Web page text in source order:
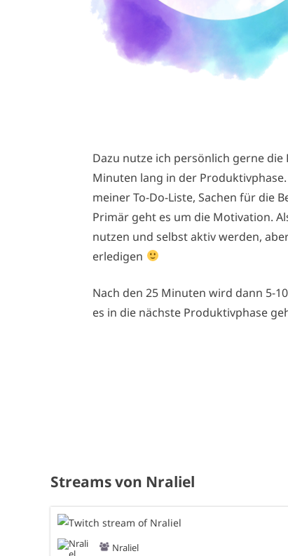
Dazu nutze ich persönlich gerne
Minuten lang in der
meiner To-Do-Liste, Sachen für die
Primär geht es um die Motivation.
nutzen und selbst aktiv werden,
erledigen
Nach den 25 Minuten wird dann 5-
es in die nächste Produktivphase
Streams von Nraliel
Nraliel